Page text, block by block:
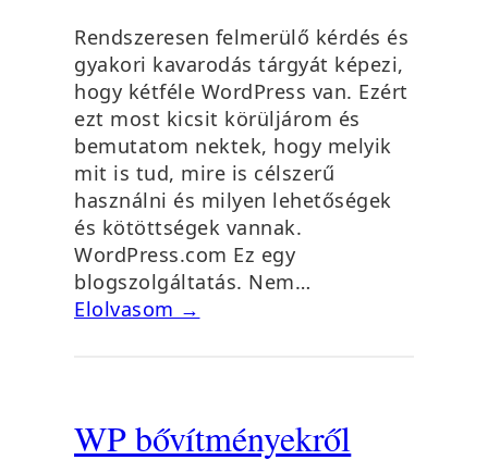
Rendszeresen felmerülő kérdés és
gyakori kavarodás tárgyát képezi,
hogy kétféle WordPress van. Ezért
ezt most kicsit körüljárom és
bemutatom nektek, hogy melyik
mit is tud, mire is célszerű
használni és milyen lehetőségek
és kötöttségek vannak.
WordPress.com Ez egy
blogszolgáltatás. Nem…
Elolvasom →
WP bővítményekről